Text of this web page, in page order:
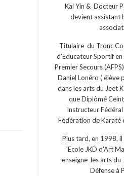
Kai Yin & Docteur
devient assistant
Titulaire du Tronc
d'Educateur Sportif en
Premier Secours
Daniel Lonéro ( élève
dans les arts du Jeet
que Diplômé
Instructeur Fédéral
Fédération de Karaté
Plus tard, en 1998,
"Ecole JKD d'Art
enseigne les arts du
Défense à